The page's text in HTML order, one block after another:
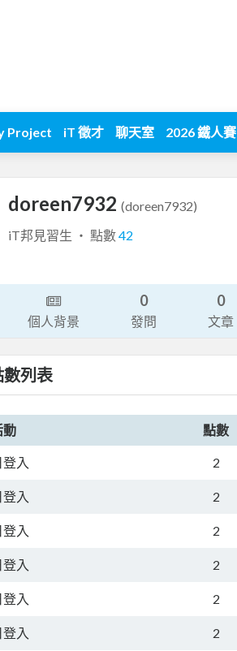
Project iT 徵才 聊天室 2026 鐵人賽
doreen7932 (doreen7932)
iT邦見習生 ‧ 點數42
個人背景
0
發問
0
文章
列表
動 點數
入 2
入 2
入 2
入 2
入 2
入 2